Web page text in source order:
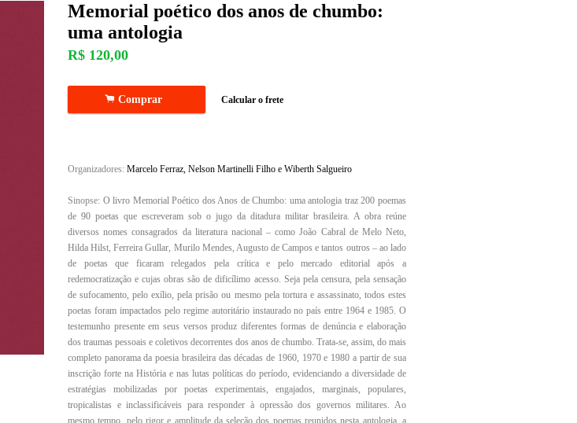
Memorial poético dos anos de chumbo:
uma antologia
R$ 120,00
. Comprar Calcular o frete
Organizadores: Marcelo Ferraz, Nelson Martinelli Filho e Wiberth Salgueiro
Sinopse: O livro Memorial Poético dos Anos de Chumbo: uma antologia traz 200 poemas
de 90 poetas que escreveram sob o jugo da ditadura militar brasileira. A obra reúne
diversos nomes consagrados da literatura nacional – como João Cabral de Melo Neto,
Hilda Hilst, Ferreira Gullar, Murilo Mendes, Augusto de Campos e tantos outros – ao lado
de poetas que ficaram relegados pela crítica e pelo mercado editorial após a
redemocratização e cujas obras são de dificílimo acesso. Seja pela censura, pela sensação
de sufocamento, pelo exílio, pela prisão ou mesmo pela tortura e assassinato, todos estes
poetas foram impactados pelo regime autoritário instaurado no país entre 1964 e 1985. O
testemunho presente em seus versos produz diferentes formas de denúncia e elaboração
dos traumas pessoais e coletivos decorrentes dos anos de chumbo. Trata-se, assim, do mais
completo panorama da poesia brasileira das décadas de 1960, 1970 e 1980 a partir de sua
inscrição forte na História e nas lutas políticas do período, evidenciando a diversidade de
estratégias mobilizadas por poetas experimentais, engajados, marginais, populares,
tropicalistas e inclassificáveis para responder à opressão dos governos militares. Ao
mesmo tempo, pelo rigor e amplitude da seleção dos poemas reunidos nesta antologia, a